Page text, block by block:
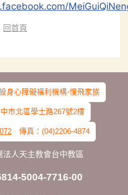
回首頁
身心障礙福利機構-慢飛家族
市北區學士路267號2樓
傳真：(04)2206-4874
人天主教會台中教區
5004-7716-00